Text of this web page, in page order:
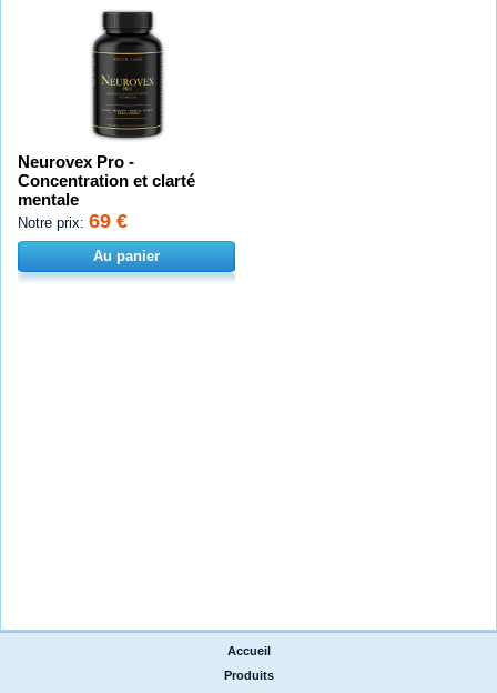
Neurovex Pro -
Concentration et clarté
mentale
Notre prix: 69 €
Au panier
Accueil
Produits